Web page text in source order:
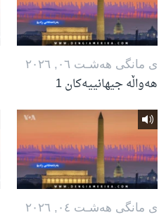
ی مانگی هه‌شـت ٠٦, ٢٠٢٦
هەواڵە جیهانییەکان 1
ی مانگی هه‌شـت ٠٤, ٢٠٢٦